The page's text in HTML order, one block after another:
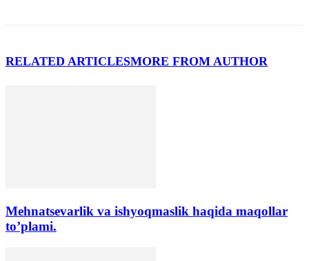
RELATED ARTICLESMORE FROM AUTHOR
Mehnatsevarlik va ishyoqmaslik haqida maqollar
to’plami.